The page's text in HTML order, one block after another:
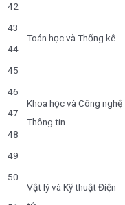
42
Toán học và Thống kê
43
44
45
46
Khoa học và Công nghệ
Thông tin
47
48
49
Vật lý và Kỹ thuật Điện
50